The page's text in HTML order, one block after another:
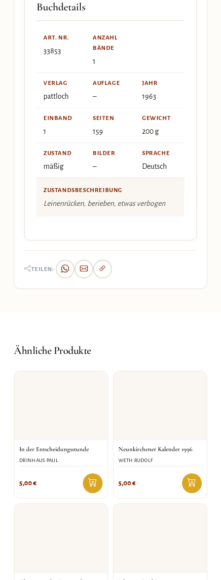
Buchdetails
ART. NR.
33853
ANZAHL
BÄNDE
1
VERLAG
pattloch
AUFLAGE
–
JAHR
1963
EINBAND
1
SEITEN
159
GEWICHT
200 g
ZUSTAND
mäßig
BILDER
–
SPRACHE
Deutsch
ZUSTANDSBESCHREIBUNG
Leinenrücken, berieben, etwas verbogen
TEILEN:
Ähnliche Produkte
In der Entscheidungsstunde
DRINHAUS PAUL
5,00€
Neunkirchener Kalender 1996
WETH RUDOLF
5,00€